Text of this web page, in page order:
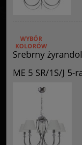
Srebrny
ME 5 SR/1S/J 5-
WYBÓR
KOLORÓW